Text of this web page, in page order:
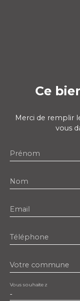
Ce
Merci de remplir
vous
Prénom
Nom
Email
Téléphone
Votre commune
-
Vous souhaitez